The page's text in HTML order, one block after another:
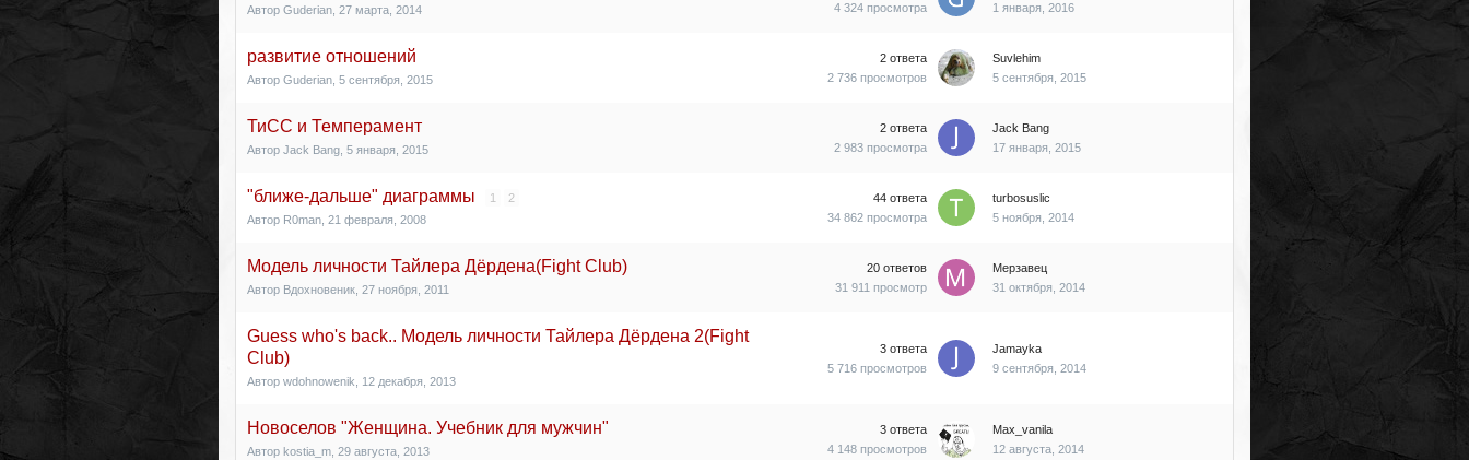
Автор Guderian 27 марта, 2014
4 324 просмотра
1 января, 2016
развитие отношений
Автор Guderian 5 сентября, 2015
2 ответа
2 736 просмотров
Suvlehim
5 сентября, 2015
ТиСС и Темперамент
Автор Jack Bang 5 января, 2015
2 ответа
2 983 просмотра
Jack Bang
17 января, 2015
"ближе-дальше" диаграммы 1
2
Автор R0man 21 февраля, 2008
44 ответа
34 862 просмотра
turbosuslic
5 ноября, 2014
Модель личности Тайлера Дёрдена(Fight Club)
Автор Вдохновеник 27 ноября, 2011
20 ответов
31 911 просмотр
Мерзавец
31 октября, 2014
Guess who's back.. Модель личности Тайлера Дёрдена 2(Fight
Club)
Автор wdohnowenik 12 декабря, 2013
3 ответа
5 716 просмотров
Jamayka
9 сентября, 2014
Новоселов "Женщина. Учебник для мужчин"
Автор kostia_m 29 августа, 2013
3 ответа
4 148 просмотров
Max_vanila
12 августа, 2014